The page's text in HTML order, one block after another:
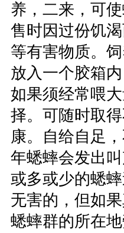
养，二来，可
售时因过份饥
等有害物质。
放入一个胶箱
如果须经常喂
择。可随时取
康。自给自足
年蟋蟀会发出
或多或少的蟋
无害的，但如
蟋蟀群的所在